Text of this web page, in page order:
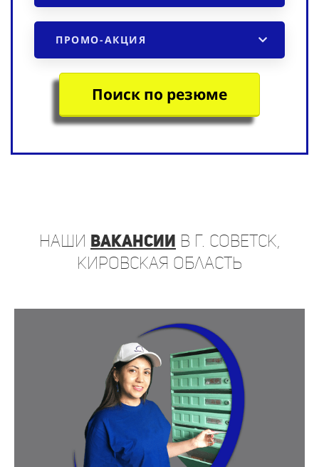
ПРОМО-АКЦИЯ
Поиск по резюме
наши вакансии в г. Советск,
Кировская область